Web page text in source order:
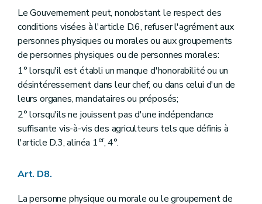
Le Gouvernement peut, nonobstant le respect des
conditions visées à l'article D.6, refuser l'agrément aux
personnes physiques ou morales ou aux groupements
de personnes physiques ou de personnes morales:
1° lorsqu'il est établi un manque d'honorabilité ou un
désintéressement dans leur chef, ou dans celui d'un de
leurs organes, mandataires ou préposés;
2° lorsqu'ils ne jouissent pas d'une indépendance
suffisante vis-à-vis des agriculteurs tels que définis à
l'article D.3, alinéa 1er, 4°.
Art. D8.
La personne physique ou morale ou le groupement de